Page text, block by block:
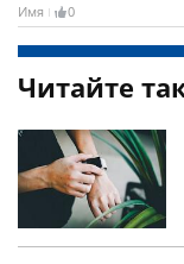
Имя 0
Читайте